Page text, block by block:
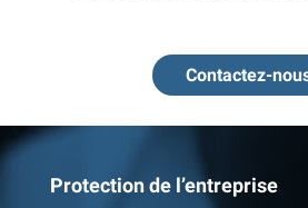
Contactez-
Protection de l’entreprise